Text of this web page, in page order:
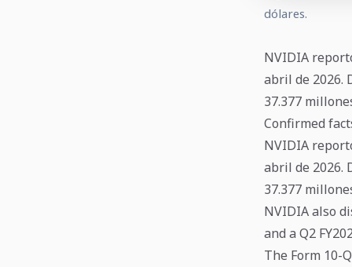
dólares.
NVIDIA
abril de 2026.
37.377
Confirmed
NVIDIA
abril de 2026.
37.377
NVIDIA also
and a Q2
The Form 10-